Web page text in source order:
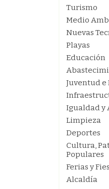
Turismo
Medio
Nuevas
Playas
Educación
Juventud
Igualdad y
Limpieza
Deportes
Cultura,
Populares
Ferias y
Alcaldía